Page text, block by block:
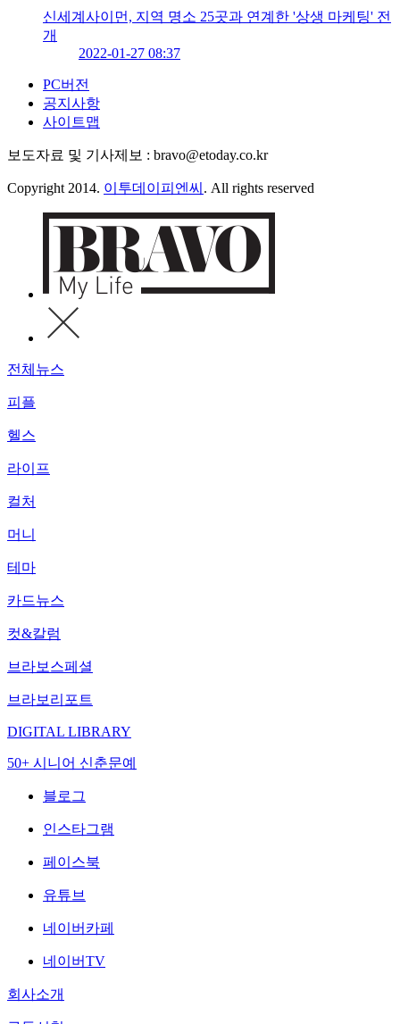
신세계사이먼, 지역 명소 25곳과 연계한 '상생 마케팅' 전
개
2022-01-27 08:37
PC버전
공지사항
사이트맵
보도자료 및 기사제보 : bravo@etoday.co.kr
Copyright 2014. 이투데이피엔씨 . All rights reserved
전체뉴스
피플
헬스
라이프
컬처
머니
테마
카드뉴스
컷&칼럼
브라보스페셜
브라보리포트
DIGITAL LIBRARY
50+ 시니어 신춘문예
블로그
인스타그램
페이스북
유튜브
네이버카페
네이버TV
회사소개